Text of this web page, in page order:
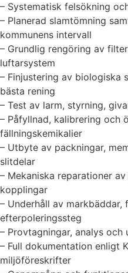
– Systematisk felsökning
– Planerad slamtömning
kommunens intervall
– Grundlig rengöring av
luftarsystem
– Finjustering av biologiska
bästa rening
– Test av larm, styrning,
– Påfyllnad, kalibrering och
fällningskemikalier
– Utbyte av packningar,
slitdelar
– Mekaniska reparationer
kopplingar
– Underhåll av
efterpoleringssteg
– Provtagningar, analys
– Full dokumentation enligt
miljöföreskrifter